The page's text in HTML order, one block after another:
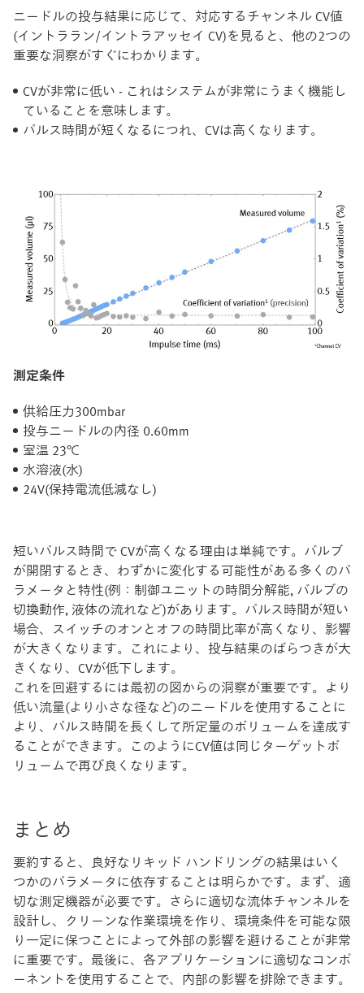
ニードルの投与結果に応じて、対応するチャンネル CV値
(イントララン/イントラアッセイ CV)を見ると、他の2つの
重要な洞察がすぐにわかります。
CVが非常に低い - これはシステムが非常にうまく機能し
ていることを意味します。
パルス時間が短くなるにつれ、CVは高くなります。
測定条件
供給圧力300mbar
投与ニードルの内径 0.60mm
室温 23℃
水溶液(水)
24V(保持電流低減なし)
短いパルス時間で CVが高くなる理由は単純です。バルブ
が開閉するとき、わずかに変化する可能性がある多くのパ
ラメータと特性(例：制御ユニットの時間分解能, バルブの
切換動作, 液体の流れなど)があります。パルス時間が短い
場合、スイッチのオンとオフの時間比率が高くなり、影響
が大きくなります。これにより、投与結果のばらつきが大
きくなり、CVが低下します。
これを回避するには最初の図からの洞察が重要です。より
低い流量(より小さな径など)のニードルを使用することに
より、パルス時間を長くして所定量のボリュームを達成す
ることができます。このようにCV値は同じターゲットボ
リュームで再び良くなります。
まとめ
要約すると、良好なリキッド ハンドリングの結果はいく
つかのパラメータに依存することは明らかです。まず、適
切な測定機器が必要です。さらに適切な流体チャンネルを
設計し、クリーンな作業環境を作り、環境条件を可能な限
り一定に保つことによって外部の影響を避けることが非常
に重要です。最後に、各アプリケーションに適切なコンポ
ーネントを使用することで、内部の影響を排除できます。